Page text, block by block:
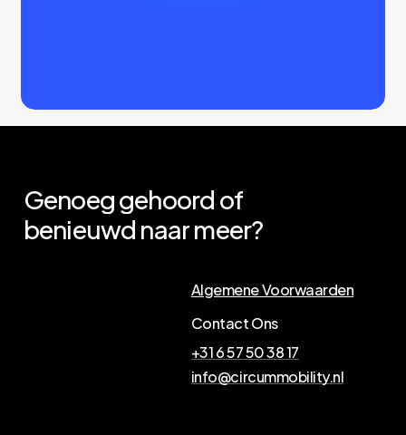
Genoeggehoord of
benieuwd naarmeer?
Algemene Voorwaarden
Contact Ons
+31 6 57 50 38 17
info@circummobility.nl